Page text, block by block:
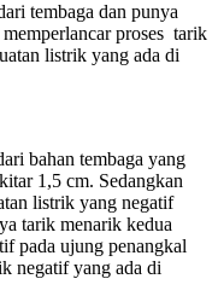
tembaga dan punya
proses tarik
listrik yang ada di
bahan tembaga yang
1,5 cm. Sedangkan
listrik yang negatif
tarik menarik kedua
pada ujung penangkal
negatif yang ada di